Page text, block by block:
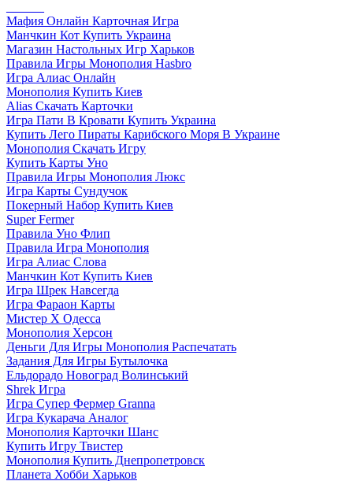
Мафия Онлайн Карточная Игра
Манчкин Кот Купить Украина
Магазин Настольных Игр Харьков
Правила Игры Монополия Hasbro
Игра Алиас Онлайн
Монополия Купить Киев
Alias Скачать Карточки
Игра Пати В Кровати Купить Украина
Купить Лего Пираты Карибского Моря В Украине
Монополия Скачать Игру
Купить Карты Уно
Правила Игры Монополия Люкс
Игра Карты Сундучок
Покерный Набор Купить Киев
Super Fermer
Правила Уно Флип
Правила Игра Монополия
Игра Алиас Слова
Манчкин Кот Купить Киев
Игра Шрек Навсегда
Игра Фараон Карты
Мистер Х Одесса
Монополия Херсон
Деньги Для Игры Монополия Распечатать
Задания Для Игры Бутылочка
Ельдорадо Новоград Волинський
Shrek Игра
Игра Супер Фермер Granna
Игра Кукарача Аналог
Монополия Карточки Шанс
Купить Игру Твистер
Монополия Купить Днепропетровск
Планета Хобби Харьков